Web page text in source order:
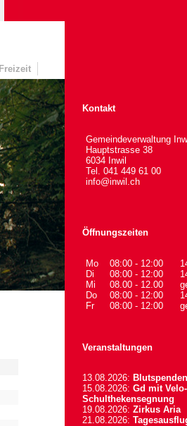
Freizeit
Kontakt
Gemeindeverwaltung
Hauptstrasse 38
6034 Inwil
Tel. 041 449 61 00
info@inwil.ch
Öffnungszeiten
Mo
Di
Mi
Do
Fr
08:00 - 12:00
08:00 - 12:00
08.00 - 12.00
08:00 - 12:00
08:00 - 12:00
Veranstaltungen
13.08.2026: Blutspenden
15.08.2026: Gd mit
Schulthekensegnung
19.08.2026: Zirkus Aria
21.08.2026: